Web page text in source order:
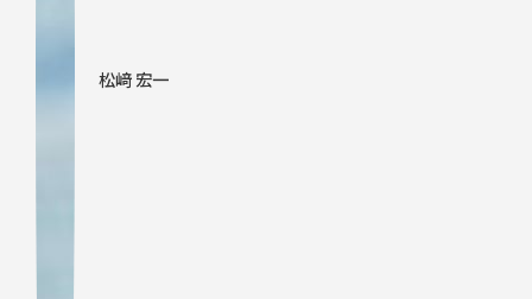
松﨑 宏一